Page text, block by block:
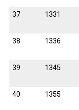
37
1331
38
1336
39
1345
40
1355